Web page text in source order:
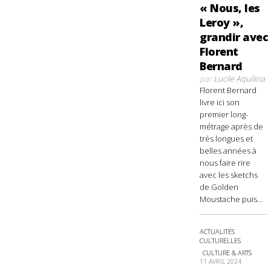
« Nous, les
Leroy »,
grandir avec
Florent
Bernard
parLucile Aquilina
Florent Bernard
livre ici son
premier long-
métrage après de
très longues et
belles années à
nous faire rire
avec les sketchs
de Golden
Moustache puis...
ACTUALITÉS
CULTURELLES
CULTURE & ARTS
11 AVRIL 2024